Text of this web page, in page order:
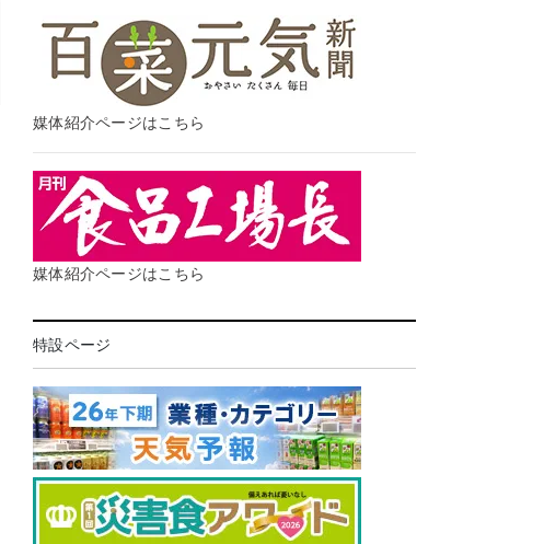
媒体紹介ページはこちら
媒体紹介ページはこちら
特設ページ